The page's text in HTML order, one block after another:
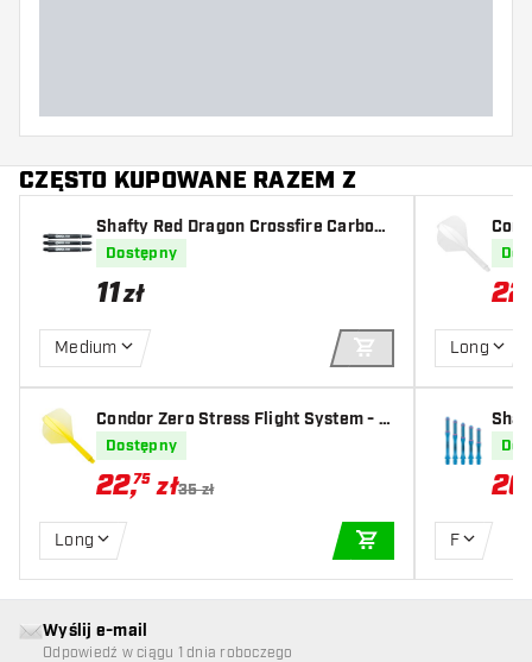
CZĘSTO KUPOWANE RAZEM Z
Shafty Red Dragon Crossfire Carbon
Fibre
Dostępny
11zł
Medium
DODAJ DO
Condor Zero Stress Flight System - S
tandard Clear Yellow
Dostępny
22,75 zł35 zł
Long
DODAJ DO
22
Long
20
F
Wyślij e-mail
Odpowiedź w ciągu 1 dnia roboczego